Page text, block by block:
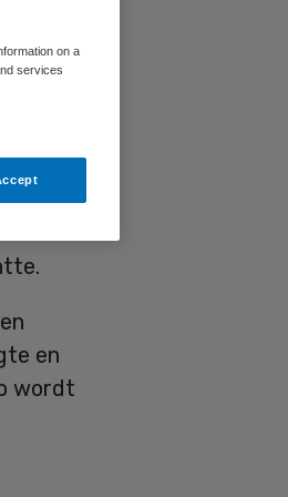
en
wordt
on a
services